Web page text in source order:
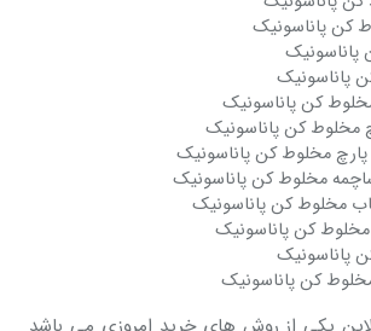
کن پاناسونیک
پاناسونیک
پاناسونیک
کن پاناسونیک
مخلوط کن پاناسونیک
مخلوط کن پاناسونیک
مخلوط کن پاناسونیک
مخلوط کن پاناسونیک
کن پاناسونیک
پاناسونیک
کن پاناسونیک